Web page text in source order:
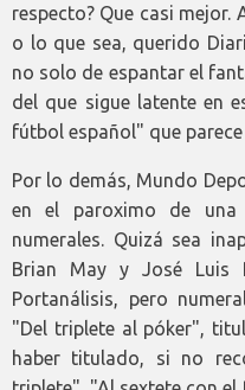
respecto? Que casi mejor.
o lo que sea, querido
no solo de espantar el
del que sigue latente en
fútbol español" que
Por lo demás, Mundo
en el paroximo de una
numerales. Quizá sea
Brian May y José Luis
Portanálisis, pero
"Del triplete al póker",
haber titulado, si no